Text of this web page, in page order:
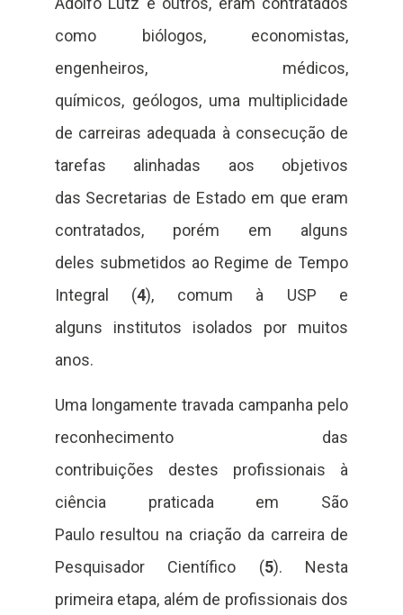
como biólogos, economistas,
engenheiros, médicos,
químicos, geólogos, uma multiplicidade
de carreiras adequada à consecução de
tarefas alinhadas aos objetivos
das Secretarias de Estado em que eram
contratados, porém em alguns
deles submetidos ao Regime de Tempo
Integral (4), comum à USP e
alguns institutos isolados por muitos
anos.
Uma longamente travada campanha pelo
reconhecimento das
contribuições destes profissionais à
ciência praticada em São
Paulo resultou na criação da carreira de
Pesquisador Científico (5). Nesta
primeira etapa, além de profissionais dos